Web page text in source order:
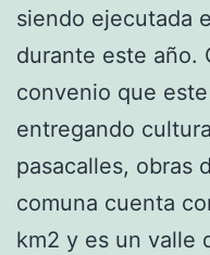
siendo ejecutada
durante este año.
convenio que
entregando
pasacalles, obras
comuna cuenta
km2 y es un valle